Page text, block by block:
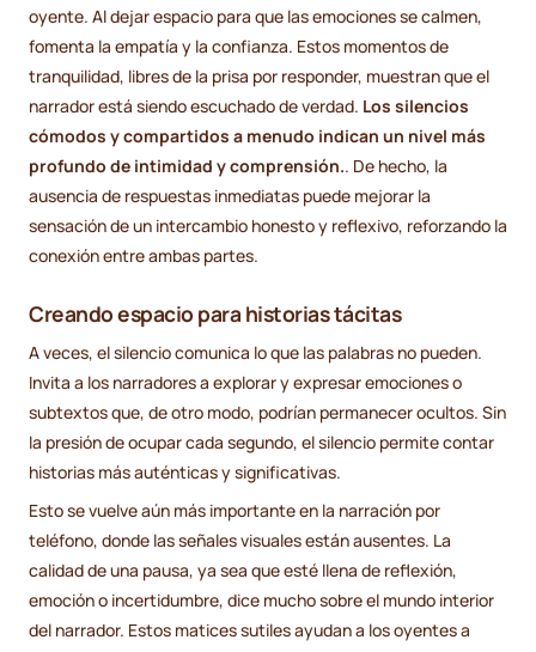
oyente. Al dejar espacio para que las emociones se calmen,
fomenta la empatía y la confianza. Estos momentos de
tranquilidad, libres de la prisa por responder, muestran que el
narrador está siendo escuchado de verdad. Los silencios
cómodos y compartidos a menudo indican un nivel más
profundo de intimidad y comprensión.. De hecho, la
ausencia de respuestas inmediatas puede mejorar la
sensación de un intercambio honesto y reflexivo, reforzando la
conexión entre ambas partes.
Creando espacio para historias tácitas
A veces, el silencio comunica lo que las palabras no pueden.
Invita a los narradores a explorar y expresar emociones o
subtextos que, de otro modo, podrían permanecer ocultos. Sin
la presión de ocupar cada segundo, el silencio permite contar
historias más auténticas y significativas.
Esto se vuelve aún más importante en la narración por
teléfono, donde las señales visuales están ausentes. La
calidad de una pausa, ya sea que esté llena de reflexión,
emoción o incertidumbre, dice mucho sobre el mundo interior
del narrador. Estos matices sutiles ayudan a los oyentes a